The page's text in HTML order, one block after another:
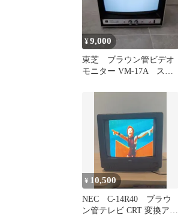
¥9,000
東芝 ブラウン管ビデオ
モニター VM-17A スチ
¥ 10,500
NEC C-14R40 ブラウ
ン管テレビ CRT 変換アダ